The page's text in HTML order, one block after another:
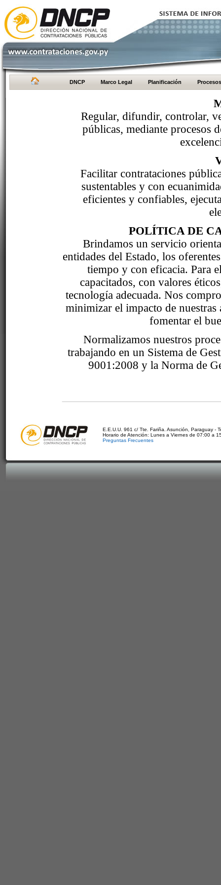
DNCP Marco Legal Planificación Procesos
Regular, difundir, controlar,
públicas, mediante procesos
Facilitar contrataciones
sustentables y con
eficientes y confiables,
POLÍTICA DE
Brindamos un servicio
entidades del Estado, los
tiempo y con eficacia. Para
capacitados, con valores
tecnología adecuada. Nos
minimizar el impacto de
fomentar el
Normalizamos nuestros
trabajando en un Sistema de
9001:2008 y la Norma de
E.E.U.U. 961 c/ Tte. Fariña. Asunción, Paraguay -
Horario de Atención: Lunes a Viernes de 07:00 a
Preguntas Frecuentes